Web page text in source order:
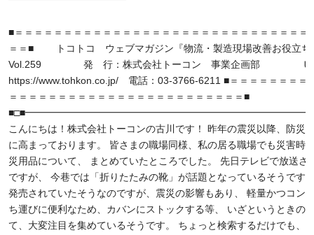
■＝＝＝＝＝＝＝＝＝＝＝＝＝＝＝＝＝＝＝＝＝＝＝＝＝＝＝＝＝＝
＝＝■ トコトコ ウェブマガジン『物流・製造現場改善お役立ち
Vol.259 発 行：株式会社トーコン 事業企画部 Ｕ
https://www.tohkon.co.jp/ 電話：03-3766-6211 ■＝＝＝＝＝＝＝＝
＝＝＝＝＝＝＝＝＝＝＝＝＝＝＝＝＝＝＝＝＝＝＝＝■
こんにちは！株式会社トーコンの古川です！ 昨年の震災以降、防災
に高まっております。 皆さまの職場同様、私の居る職場でも災害時
災用品について、 まとめていたところでした。 先日テレビで放送さ
ですが、 今巷では「折りたたみの靴」が話題となっているそうです
発売されていたそうなのですが、震災の影響もあり、 軽量かつコン
ち運びに便利なため、カバンにストックする等、 いざというときの
て、大変注目を集めているそうです。 ちょっと検索するだけでも、